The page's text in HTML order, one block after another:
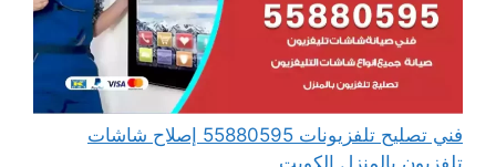
فني تصليح تلفزيونات 55880595 إصلاح شاشات
تلفزيون بالمنزل الكويت